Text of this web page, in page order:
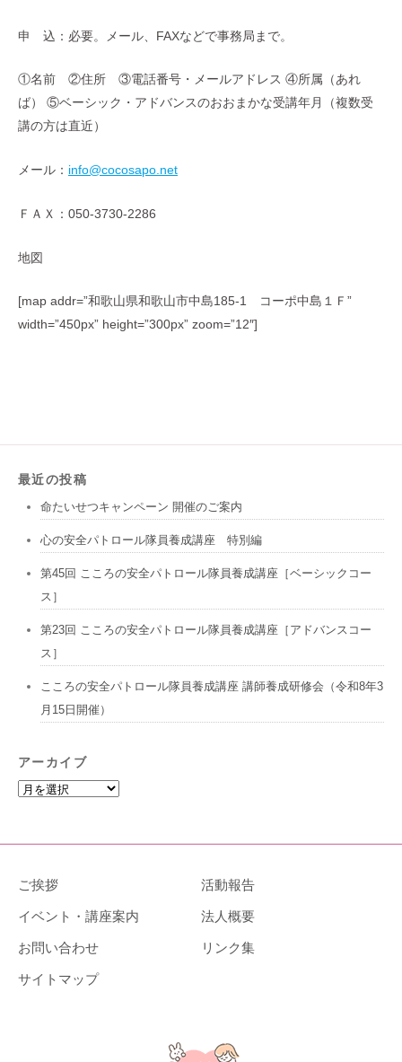
申 込：必要。メール、FAXなどで事務局まで。
①名前 ②住所 ③電話番号・メールアドレス ④所属（あれ
ば） ⑤ベーシック・アドバンスのおおまかな受講年月（複数受
講の方は直近）
メール： info@cocosapo.net
ＦＡＸ：050-3730-2286
地図
[map addr=”和歌山県和歌山市中島185-1 コーポ中島１Ｆ”
width=”450px” height=”300px” zoom=”12″]
最近の投稿
命たいせつキャンペーン 開催のご案内
心の安全パトロール隊員養成講座 特別編
第45回 こころの安全パトロール隊員養成講座［ベーシックコー
ス］
第23回 こころの安全パトロール隊員養成講座［アドバンスコー
ス］
こころの安全パトロール隊員養成講座 講師養成研修会（令和8年3
月15日開催）
アーカイブ
ア
ブ
ご挨拶 活動報告
イベント・講座案内 法人概要
お問い合わせ リンク集
サイトマップ